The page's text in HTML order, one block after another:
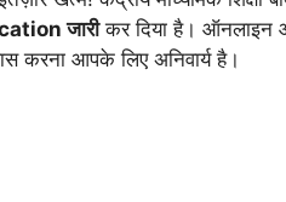
जारीकर दिया है। ऑनलाइन
करना आपके लिए अनिवार्य है।